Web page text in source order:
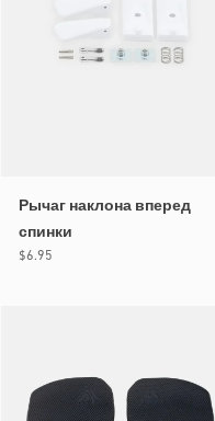
Рычаг наклона вперед
спинки
Обычная
$6.95